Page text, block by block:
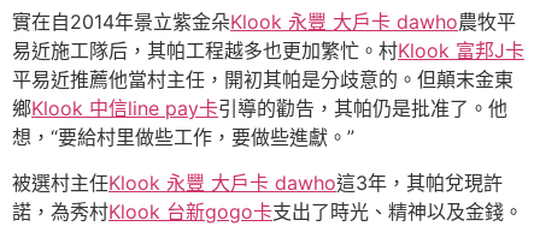
實在自2014年景立紫金朵Klook 永豐 大戶卡 dawho農牧平
易近施工隊后，其帕工程越多也更加繁忙。村Klook 富邦J卡
平易近推薦他當村主任，開初其帕是分歧意的。但顛末金東
鄉Klook 中信line pay卡引導的勸告，其帕仍是批准了。他
想，“要給村里做些工作，要做些進獻。”
被選村主任Klook 永豐 大戶卡 dawho這3年，其帕兌現許
諾，為秀村Klook 台新gogo卡支出了時光、精神以及金錢。